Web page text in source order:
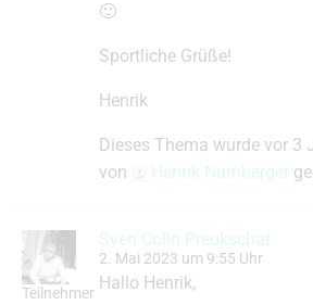
🙂
Sportliche Grüße!
Henrik
Dieses Thema wurde vor 3
von
Henrik Nürnberger
Teilnehmer
Sven Colin Preukschat
2. Mai 2023 um 9:55 Uhr
Hallo Henrik,